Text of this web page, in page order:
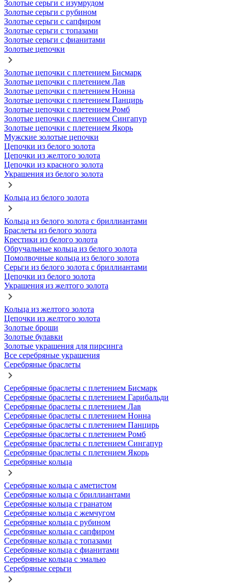
Золотые серьги с изумрудом
Золотые серьги с рубином
Золотые серьги с сапфиром
Золотые серьги с топазами
Золотые серьги с фианитами
Золотые цепочки
Золотые цепочки с плетением Бисмарк
Золотые цепочки с плетением Лав
Золотые цепочки с плетением Нонна
Золотые цепочки с плетением Панцирь
Золотые цепочки с плетением Ромб
Золотые цепочки с плетением Сингапур
Золотые цепочки с плетением Якорь
Мужские золотые цепочки
Цепочки из белого золота
Цепочки из желтого золота
Цепочки из красного золота
Украшения из белого золота
Кольца из белого золота
Кольца из белого золота с бриллиантами
Браслеты из белого золота
Крестики из белого золота
Обручальные кольца из белого золота
Помолвочные кольца из белого золота
Серьги из белого золота с бриллиантами
Цепочки из белого золота
Украшения из желтого золота
Кольца из желтого золота
Цепочки из желтого золота
Золотые броши
Золотые булавки
Золотые украшения для пирсинга
Все серебряные украшения
Серебряные браслеты
Серебряные браслеты с плетением Бисмарк
Серебряные браслеты с плетением Гарибальди
Серебряные браслеты с плетением Лав
Серебряные браслеты с плетением Нонна
Серебряные браслеты с плетением Панцирь
Серебряные браслеты с плетением Ромб
Серебряные браслеты с плетением Сингапур
Серебряные браслеты с плетением Якорь
Серебряные кольца
Серебряные кольца с аметистом
Серебряные кольца с бриллиантами
Серебряные кольца с гранатом
Серебряные кольца с жемчугом
Серебряные кольца с рубином
Серебряные кольца с сапфиром
Серебряные кольца с топазами
Серебряные кольца с фианитами
Серебряные кольца с эмалью
Серебряные серьги